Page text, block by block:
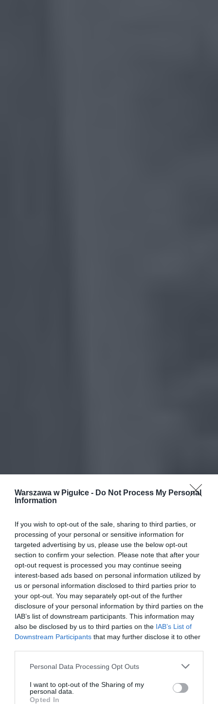
Warszawa w Pigułce - Do Not Process My Personal
Information
If you wish to opt-out of the sale, sharing to third parties, or
processing of your personal or sensitive information for
targeted advertising by us, please use the below opt-out
section to confirm your selection. Please note that after your
opt-out request is processed you may continue seeing
interest-based ads based on personal information utilized by
us or personal information disclosed to third parties prior to
your opt-out. You may separately opt-out of the further
disclosure of your personal information by third parties on the
IAB’s list of downstream participants. This information may
also be disclosed by us to third parties on the IAB’s List of
Downstream Participants that may further disclose it to other
Personal Data Processing Opt Outs
I want to opt-out of the Sharing of my
personal data.
Opted In